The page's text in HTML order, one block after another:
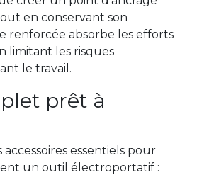
en conservant son
renforcée absorbe les efforts
limitant les risques
le travail.
prêt à
essentiels pour
un outil électroportatif :